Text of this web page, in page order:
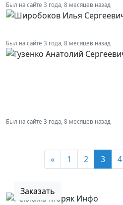
Был на сайте 3 года, 8 месяцев назад
Был на сайте 3 года, 8 месяцев назад
Был на сайте 3 года, 8 месяцев назад
« 1 2 3 4
Заказать